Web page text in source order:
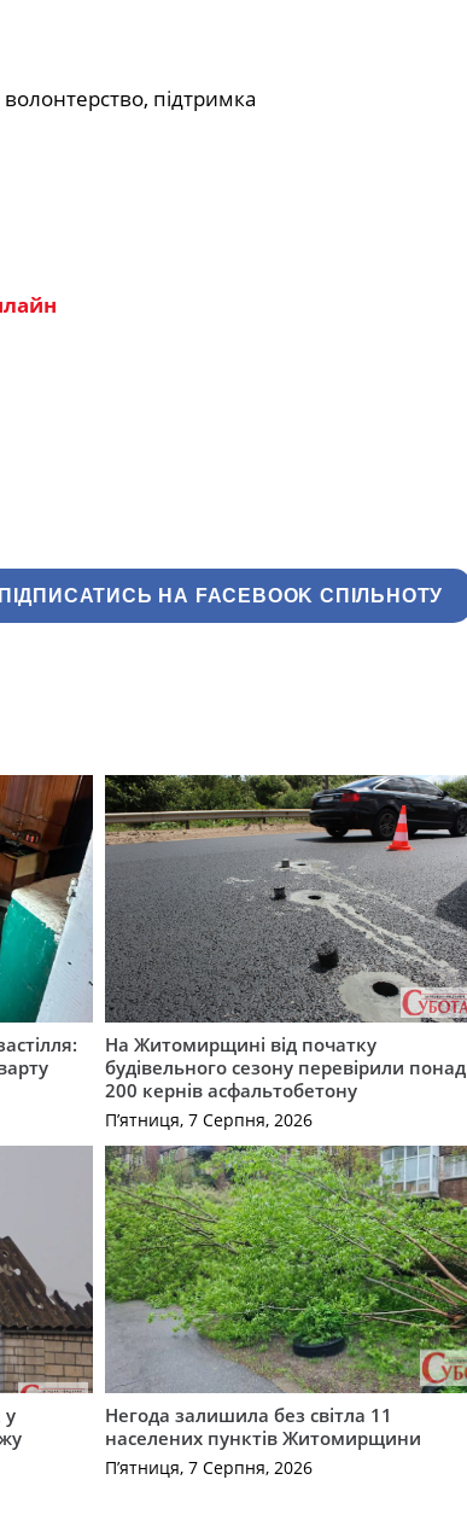
підтримка
ПІДПИСАТИСЬ НА FACEBOOK СПІЛЬНОТУ
На Житомирщині від початку
будівельного сезону перевірили понад
200 кернів асфальтобетону
П’ятниця, 7 Серпня, 2026
у
Негода залишила без світла 11
населених пунктів Житомирщини
П’ятниця, 7 Серпня, 2026